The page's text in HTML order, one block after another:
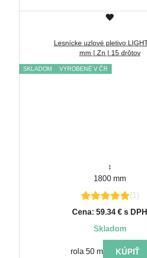
Lesnícke uzlové pletivo
mm | Zn | 15 drôtov
SKLADOM VYROBENÉ V ČR
↕
1800 mm
(1)
Cena: 59.34 € s DPH
skladom
rola 50 m KÚPIŤ